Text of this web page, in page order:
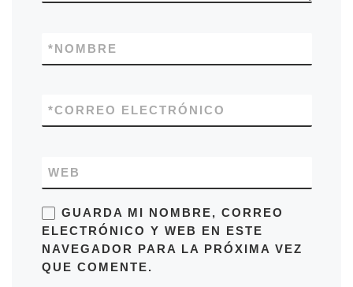
NOMBRE
*
CORREO ELECTRÓNICO
*
WEB
GUARDA MI NOMBRE, CORREO
ELECTRÓNICO Y WEB EN ESTE
NAVEGADOR PARA LA PRÓXIMA VEZ
QUE COMENTE.